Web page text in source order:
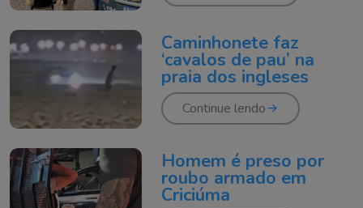
Caminhonete faz
‘cavalos de pau’ na
praia dos ingleses
Continue lendo
Homem é preso por
roubo armado em
Criciúma